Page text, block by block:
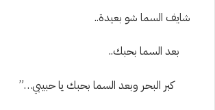
شايف السما شو بعيدة..
بعد السما بحبك..
كبر البحر وبعد السما بحبك يا حبيبي…”